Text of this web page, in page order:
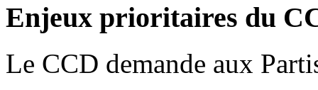
Enjeux prioritaires du
Le CCD demande aux